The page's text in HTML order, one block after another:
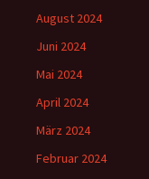
August 2024
Juni 2024
Mai 2024
April 2024
März 2024
Februar 2024